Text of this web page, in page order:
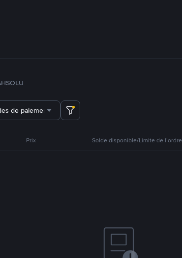
SOLU
de paiement
Prix Solde disponible/Limite de l’ordre